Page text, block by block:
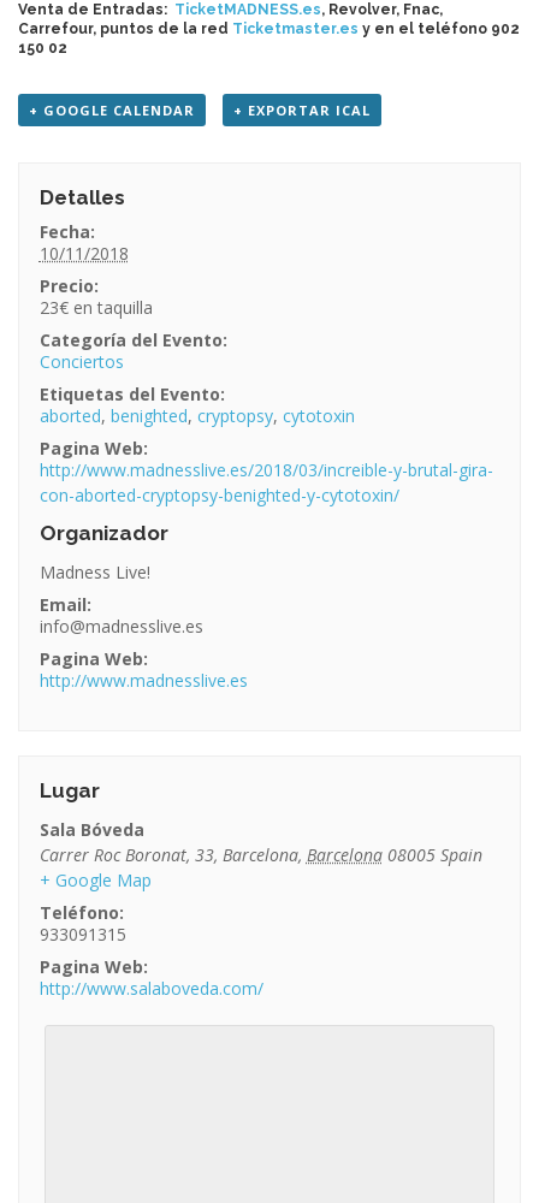
Venta de Entradas: TicketMADNESS.es, Revolver, Fnac,
Carrefour, puntos de la red Ticketmaster.es y en el teléfono 902
150 02
+ GOOGLE CALENDAR + EXPORTAR ICAL
Detalles
Fecha:
10/11/2018
Precio:
23€
Categoría del Evento:
Conciertos
Etiquetas del Evento:
aborted, benighted, cryptopsy, cytotoxin
Pagina Web:
http://www.madnesslive.es/2018/03/increible-y-brutal-gira-
con-aborted-cryptopsy-benighted-y-cytotoxin/
Organizador
Madness Live!
Email:
info@madnesslive.es
Pagina Web:
http://www.madnesslive.es
Lugar
Sala Bóveda
Carrer Roc Boronat, 33, Barcelona, Barcelona 08005 Spain
+ Google Map
Teléfono:
933091315
Pagina Web:
http://www.salaboveda.com/